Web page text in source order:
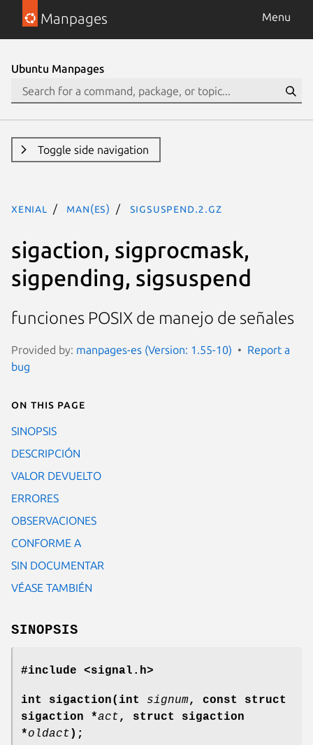
Manpages Menu
Ubuntu Manpages
Toggle side navigation
xenial man(es) sigsuspend.2.gz
sigaction, sigprocmask,
sigpending, sigsuspend
funciones POSIX de manejo de señales
Provided by: manpages-es (Version: 1.55-10)
Report a
bug
On this page
SINOPSIS
DESCRIPCIÓN
VALOR DEVUELTO
ERRORES
OBSERVACIONES
CONFORME A
SIN DOCUMENTAR
VÉASE TAMBIÉN
SINOPSIS
#include <signal.h>
int sigaction(int signum, const struct
sigaction *act,
struct sigaction
*oldact );